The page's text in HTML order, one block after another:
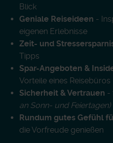
Blick
Geniale Reiseideen -
eigenen Erlebnisse
Zeit- und
Tipps
Spar-Angeboten &
Vorteile eines Reisebüros
Sicherheit & Vertrauen -
an Sonn- und Feiertagen)
Rundum gutes Gefühl
die Vorfreude genießen